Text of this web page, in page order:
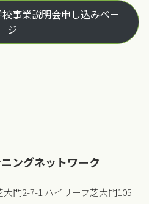
事業説明会申し込みペー
ジ
ングネットワーク
門2-7-1 ハイリーフ芝大門105